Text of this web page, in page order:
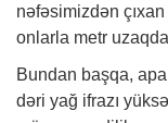
nəfəsimizdən
onlarla metr
Bundan başqa,
dəri yağ ifrazı